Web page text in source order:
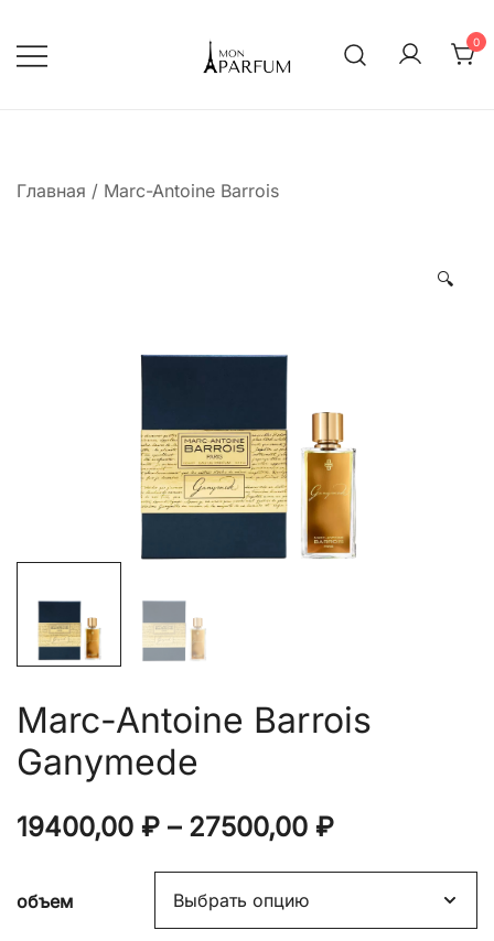
содержимому
0
Главная / Marc-Antoine Barrois
🔍
Marc-Antoine Barrois
Ganymede
19400,00 ₽ – 27500,00 ₽Диапазон
цен:
19400,00 ₽
объем